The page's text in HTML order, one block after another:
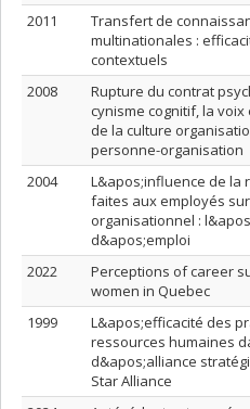
2011
Transfert de
multinationales :
contextuels
2008
Rupture du contrat
cynisme cognitif, la
de la culture
personne-organisation
2004
L&apos;influence de la
faites aux employés
organisationnel :
d&apos;emploi
2022
Perceptions of career
women in Quebec
1999
L&apos;efficacité des
ressources humaines
d&apos;alliance
Star Alliance